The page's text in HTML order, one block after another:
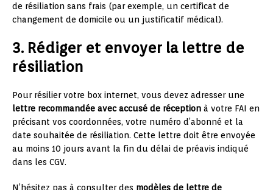
de résiliation sans frais (par exemple, un certificat de
changement de domicile ou un justificatif médical).
3. Rédiger et envoyer la lettre de
résiliation
Pour résilier votre box internet, vous devez adresser une
lettre recommandée avec accusé de réception à votre FAI en
précisant vos coordonnées, votre numéro d’abonné et la
date souhaitée de résiliation. Cette lettre doit être envoyée
au moins 10 jours avant la fin du délai de préavis indiqué
dans les CGV.
N’hésitez pas à consulter des modèles de lettre de